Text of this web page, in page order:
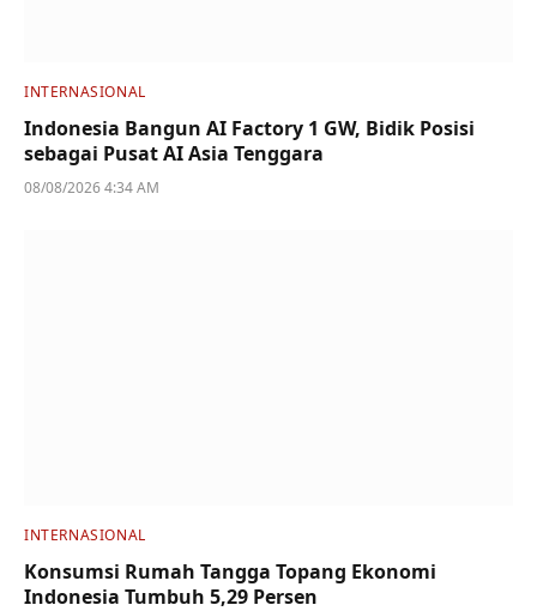
INTERNASIONAL
Indonesia Bangun AI Factory 1 GW, Bidik Posisi
sebagai Pusat AI Asia Tenggara
08/08/2026 4:34 AM
INTERNASIONAL
Konsumsi Rumah Tangga Topang Ekonomi
Indonesia Tumbuh 5,29 Persen